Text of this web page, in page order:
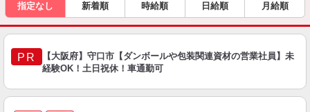
指定なし 新着順 時給順 日給順 月給順
PR
【大阪府】守口市【ダンボールや包装関連資材の営業社員】未
経験OK！土日祝休！車通勤可